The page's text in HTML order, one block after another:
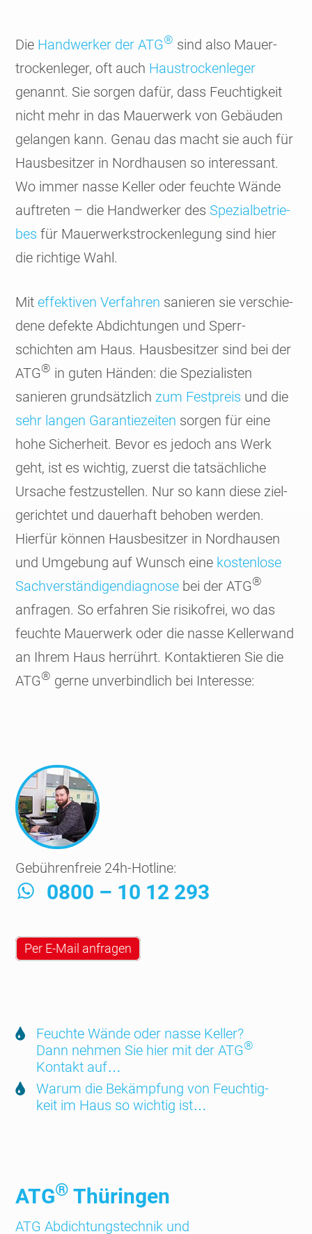
Die Hand­werker der ATG® sind also Mauer­
trocken­leger, oft auch Haus­trocken­leger
genannt. Sie sorgen dafür, dass Feuch­tig­keit
nicht mehr in das Mauer­werk von Gebäuden
gelangen kann. Genau das macht sie auch für
Hausbe­sitzer in Nord­hausen so interes­sant.
Wo immer nasse Keller oder feuchte Wände
auf­treten – die Hand­werker des Spezial­betrie­
bes für Mauer­werks­trocken­legung sind hier
die richtige Wahl.
Miteffek­tiven Verfah­ren sanie­ren sie verschie­
dene defekte Abdich­tungen und Sperr­
schichten am Haus. Hausbe­sitzer sind bei der
ATG® in guten Händen: die Spezia­listen
sanieren grund­sätz­lichzum Fest­preis und die
sehr langen Garantie­zeiten sorgen für eine
hohe Sicher­heit. Bevor es jedoch ans Werk
geht, ist es wichtig, zuerst die tatsäch­liche
Ursache fest­zustel­len. Nur so kann diese ziel­
gerichtet und dauer­haft beho­ben werden.
Hierfür können Hausbe­sitzer in Nord­hausen
und Umge­bung auf Wunsch eine kosten­lose
Sach­ver­stän­digen­diagnose bei der ATG®
anfragen. So erfahren Sie risiko­frei, wo das
feuchte Mauer­werk oder die nasse Keller­wand
an Ihrem Haus her­rührt. Kontaktieren Sie die
ATG® gerne unver­bindlich bei Interesse:
Gebührenfreie 24h-Hotline:
0800 – 10 12 293
Per E-Mail anfragen
Feuchte Wände oder nasse Keller?
Dann nehmen Sie hier mit der ATG®
Kontakt auf…
Warum die Bekämp­fung von Feuch­tig­
keit im Haus so wichtig ist…
ATG® Thüringen
ATG Abdichtungs­technik und